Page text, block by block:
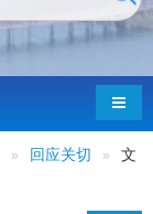
导航
» 回应关切 » 文